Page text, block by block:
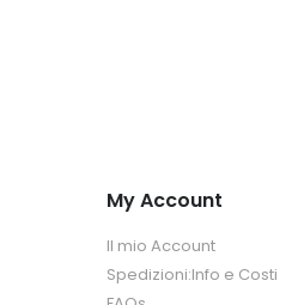
My Account
Il mio Account
Spedizioni:Info e Costi